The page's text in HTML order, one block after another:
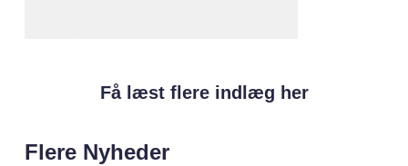
Få læst flere indlæg her
Flere Nyheder